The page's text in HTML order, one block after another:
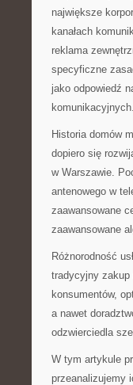
największe
kanałach
reklama
specyficzne
jako odpowiedź
komunikacyjnych.
Historia domów
dopiero się
w Warszawie.
antenowego w
zaawansowane
zaawansowane
Różnorodność
tradycyjny zakup
konsumentów,
a nawet
odzwierciedla
W tym artykule
przeanalizujemy